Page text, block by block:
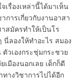
รื่องเหล่านี้ได้มาเห็น
การเกี่ยวกับงานอาสา
สมัครทำให้เป็นโร
ลองให้ทำอะไร สมอง
วเองกระชุ่มกระชวย
มืองนอกเลย เด็กก็ดี
างวิชาการไปได้อีก